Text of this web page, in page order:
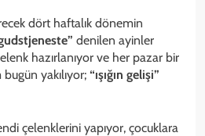
dört haftalık dönemin
denilen ayinler
hazırlanıyor ve her pazar bir
yakılıyor; “ışığın gelişi”
çelenklerini yapıyor, çocuklara